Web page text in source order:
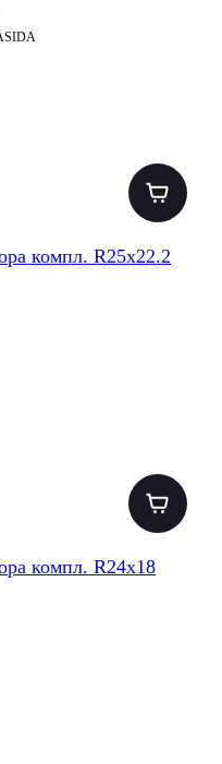
компл. R25x22.2
компл. R24x18